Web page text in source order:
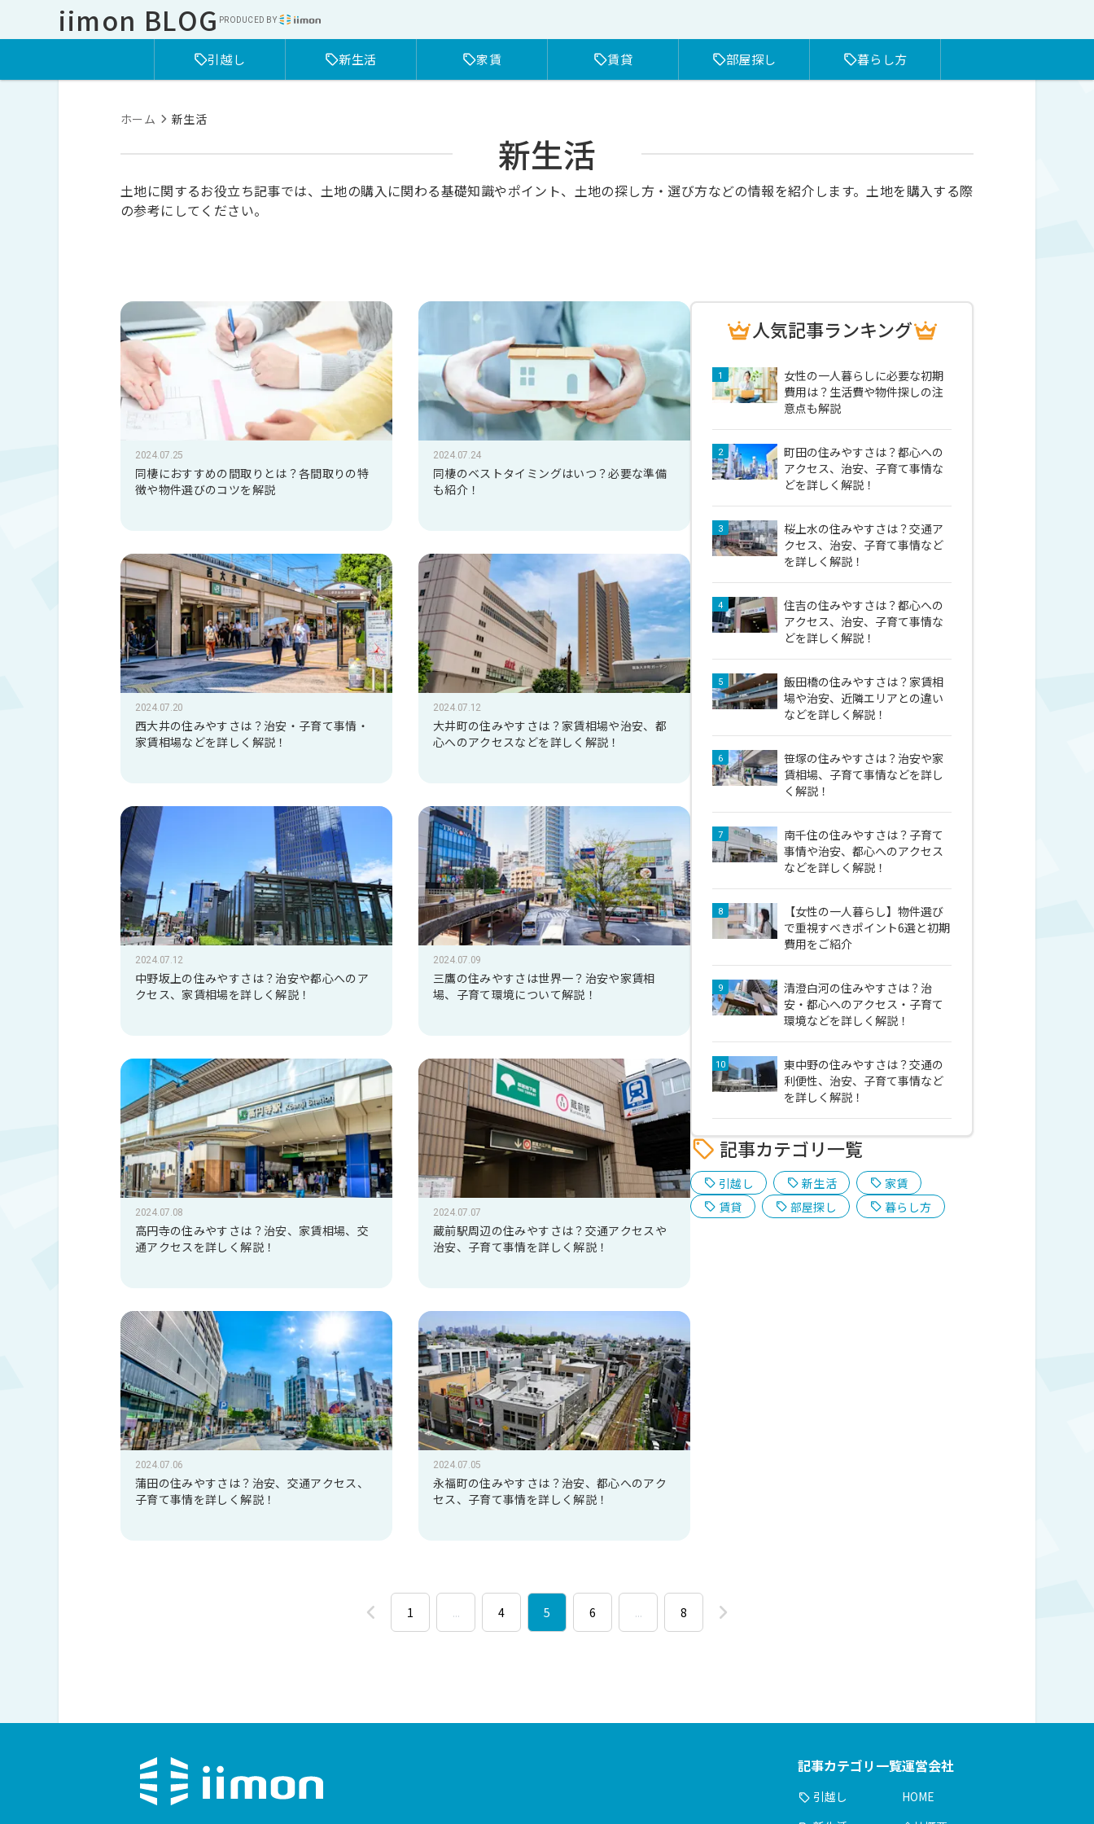
iimon BLOG PRODUCED BY :
引越し 新生活 家賃 賃貸 部屋探し 暮らし方
ホーム 新生活
新生活
土地に関するお役立ち記事では、土地の購入に関わる基礎知識やポイント、土地の探し方・選び方などの情報を紹介します。土地を購入する際
の参考にしてください。
2024.07.25
同棲におすすめの間取りとは？各間取りの特
徴や物件選びのコツを解説
2024.07.24
同棲のベストタイミングはいつ？必要な準備
も紹介！
2024.07.20
西大井の住みやすさは？治安・子育て事情・
家賃相場などを詳しく解説！
2024.07.12
大井町の住みやすさは？家賃相場や治安、都
心へのアクセスなどを詳しく解説！
2024.07.12
中野坂上の住みやすさは？治安や都心へのア
クセス、家賃相場を詳しく解説！
2024.07.09
三鷹の住みやすさは世界一？治安や家賃相
場、子育て環境について解説！
2024.07.08
高円寺の住みやすさは？治安、家賃相場、交
通アクセスを詳しく解説！
2024.07.07
蔵前駅周辺の住みやすさは？交通アクセスや
治安、子育て事情を詳しく解説！
2024.07.06
蒲田の住みやすさは？治安、交通アクセス、
子育て事情を詳しく解説！
2024.07.05
永福町の住みやすさは？治安、都心へのアク
セス、子育て事情を詳しく解説！
人気記事ランキング
1
女性の一人暮らしに必要な初期
費用は？生活費や物件探しの注
意点も解説
2
町田の住みやすさは？都心への
アクセス、治安、子育て事情な
どを詳しく解説！
3
桜上水の住みやすさは？交通ア
クセス、治安、子育て事情など
を詳しく解説！
4
住吉の住みやすさは？都心への
アクセス、治安、子育て事情な
どを詳しく解説！
5
飯田橋の住みやすさは？家賃相
場や治安、近隣エリアとの違い
などを詳しく解説！
6
笹塚の住みやすさは？治安や家
賃相場、子育て事情などを詳し
く解説！
7
南千住の住みやすさは？子育て
事情や治安、都心へのアクセス
などを詳しく解説！
8
【女性の一人暮らし】物件選び
で重視すべきポイント6選と初期
費用をご紹介
9
清澄白河の住みやすさは？治
安・都心へのアクセス・子育て
環境などを詳しく解説！
10
東中野の住みやすさは？交通の
利便性、治安、子育て事情など
を詳しく解説！
記事カテゴリ一覧
引越し 新生活
家賃
賃貸
部屋探し 暮らし方
1 ... 4 5 6 ... 8
記事カテゴリ一覧
引越し
運営会社
HOME